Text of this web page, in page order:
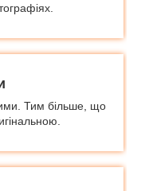
Тим більше, що